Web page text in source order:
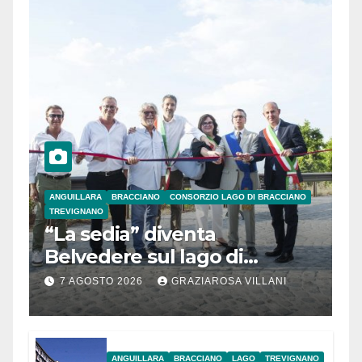
ANGUILLARA BRACCIANO
CONSORZIO LAGO DI BRACCIANO
TREVIGNANO
“La sedia” diventa
Belvedere sul lago di
Bracciano: ieri
l’inaugurazione
7 AGOSTO 2026 GRAZIAROSA VILLANI
ANGUILLARA BRACCIANO LAGO TREVIGNANO